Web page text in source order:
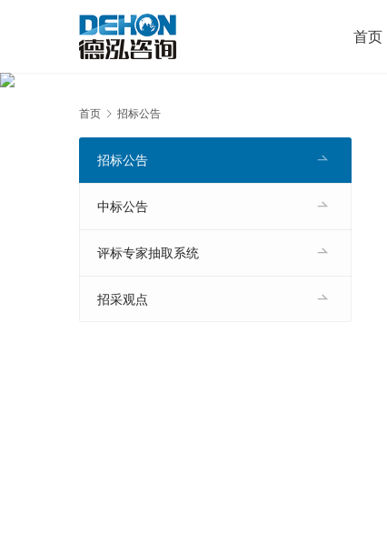
首页
首页 招标公告
招标公告
中标公告
评标专家抽取系统
招采观点